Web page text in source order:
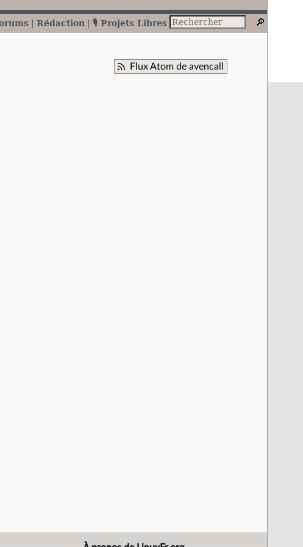
Rédaction 🎙️ Projets Libres
Flux Atom de avencall